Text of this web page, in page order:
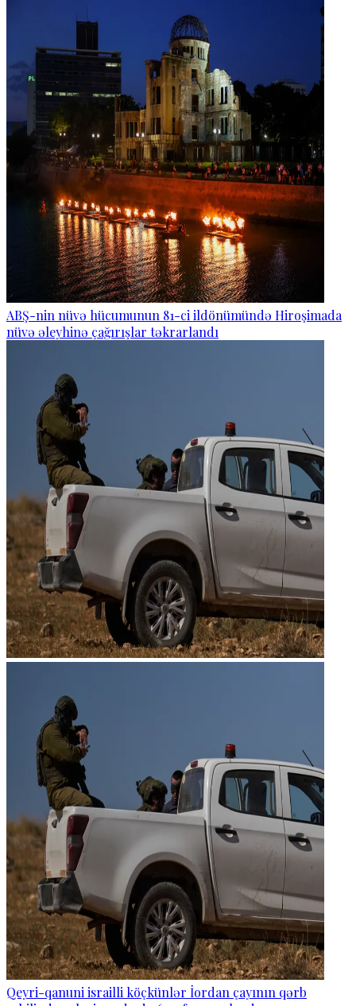
ABŞ-nin nüvə hücumunun 81-ci ildönümündə Hiroşimada
nüvə əleyhinə çağırışlar təkrarlandı
Qeyri-qanuni israilli köçkünlər İordan çayının qərb